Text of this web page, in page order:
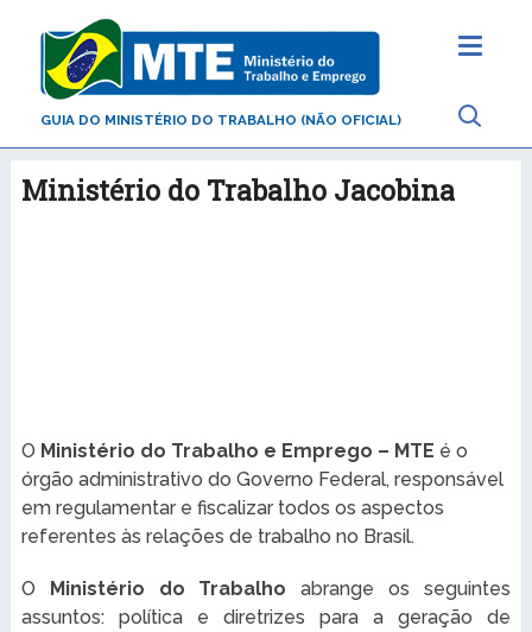
GUIA DO MINISTÉRIO DO TRABALHO (NÃO OFICIAL)
Ministério do Trabalho Jacobina
O Ministério do Trabalho e Emprego – MTE é o
órgão administrativo do Governo Federal, responsável
em regulamentar e fiscalizar todos os aspectos
referentes às relações de trabalho no Brasil.
O Ministério do Trabalho
abrange os seguintes
assuntos: política e diretrizes para a geração de